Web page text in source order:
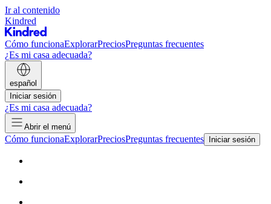
Ir al contenido
Kindred
Cómo funcionaExplorarPreciosPreguntas frecuentes
¿Es mi casa adecuada?
español
Iniciar sesión
¿Es mi casa adecuada?
Abrir el menú
Cómo funcionaExplorarPreciosPreguntas frecuentes Iniciar sesión